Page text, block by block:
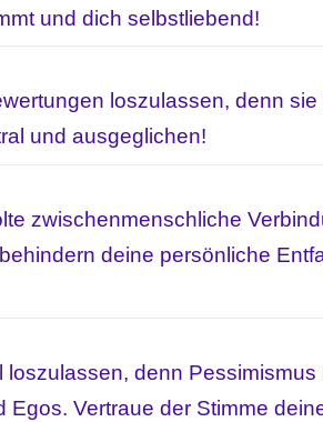
und dich selbstliebend!
loszulassen, denn
und ausgeglichen!
zwischenmenschliche
deine persönliche
loszulassen, denn Pessimismus
Egos. Vertraue der Stimme